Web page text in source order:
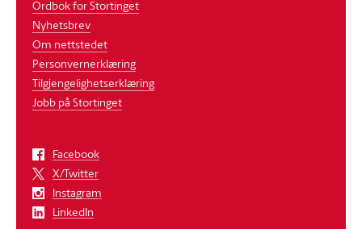
Ordbok for Stortinget
Nyhetsbrev
Om nettstedet
Personvernerklæring
Tilgjengelighetserklæring
Jobb på Stortinget
Facebook
X/Twitter
Instagram
LinkedIn